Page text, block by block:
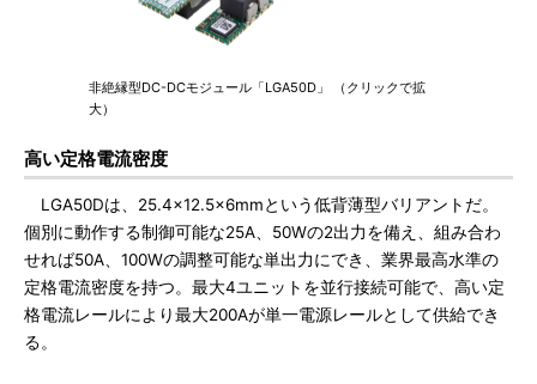
非絶縁型DC-DCモジュール「LGA50D」 （クリックで拡
大）
高い定格電流密度
LGA50Dは、25.4×12.5×6mmという低背薄型バリアントだ。
個別に動作する制御可能な25A、50Wの2出力を備え、組み合わ
せれば50A、100Wの調整可能な単出力にでき、業界最高水準の
定格電流密度を持つ。最大4ユニットを並行接続可能で、高い定
格電流レールにより最大200Aが単一電源レールとして供給でき
る。